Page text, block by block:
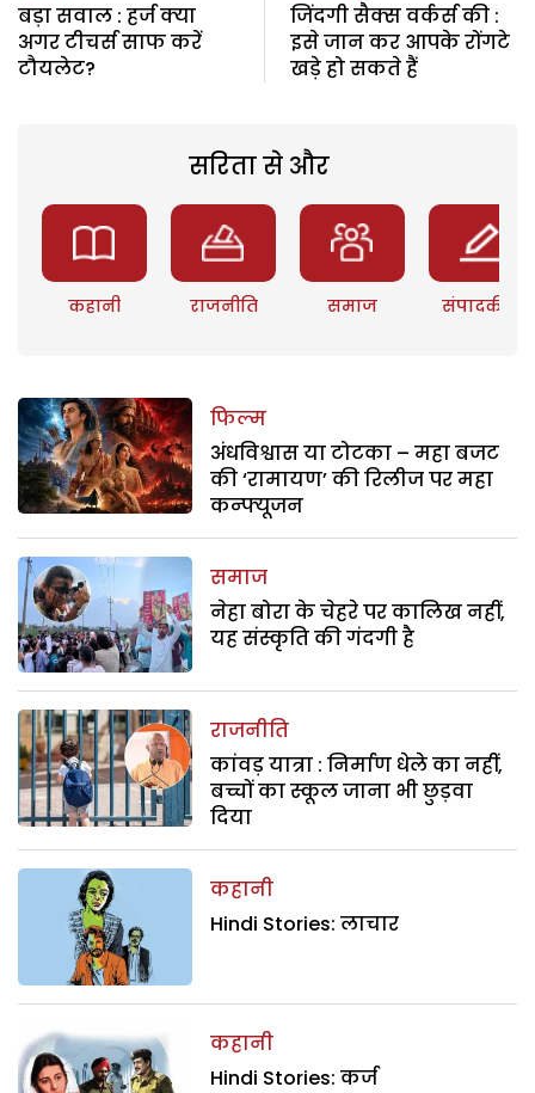
बड़ा सवाल : हर्ज क्या
अगर टीचर्स साफ करें
टौयलेट?
जिंदगी सैक्स वर्कर्स की :
इसे जान कर आपके रोंगटे
खड़े हो सकते हैं
सरिता से और
कहानी राजनीति समाज संपादकीय
फिल्म
अंधविश्वास या टोटका – महा बजट
की ‘रामायण’ की रिलीज पर महा
कन्फ्यूजन
समाज
नेहा बोरा के चेहरे पर कालिख नहीं,
यह संस्कृति की गंदगी है
राजनीति
कांवड़ यात्रा : निर्माण धेले का नहीं,
बच्चों का स्कूल जाना भी छुड़वा
दिया
कहानी
Hindi Stories: लाचार
कहानी
Hindi Stories: कर्ज